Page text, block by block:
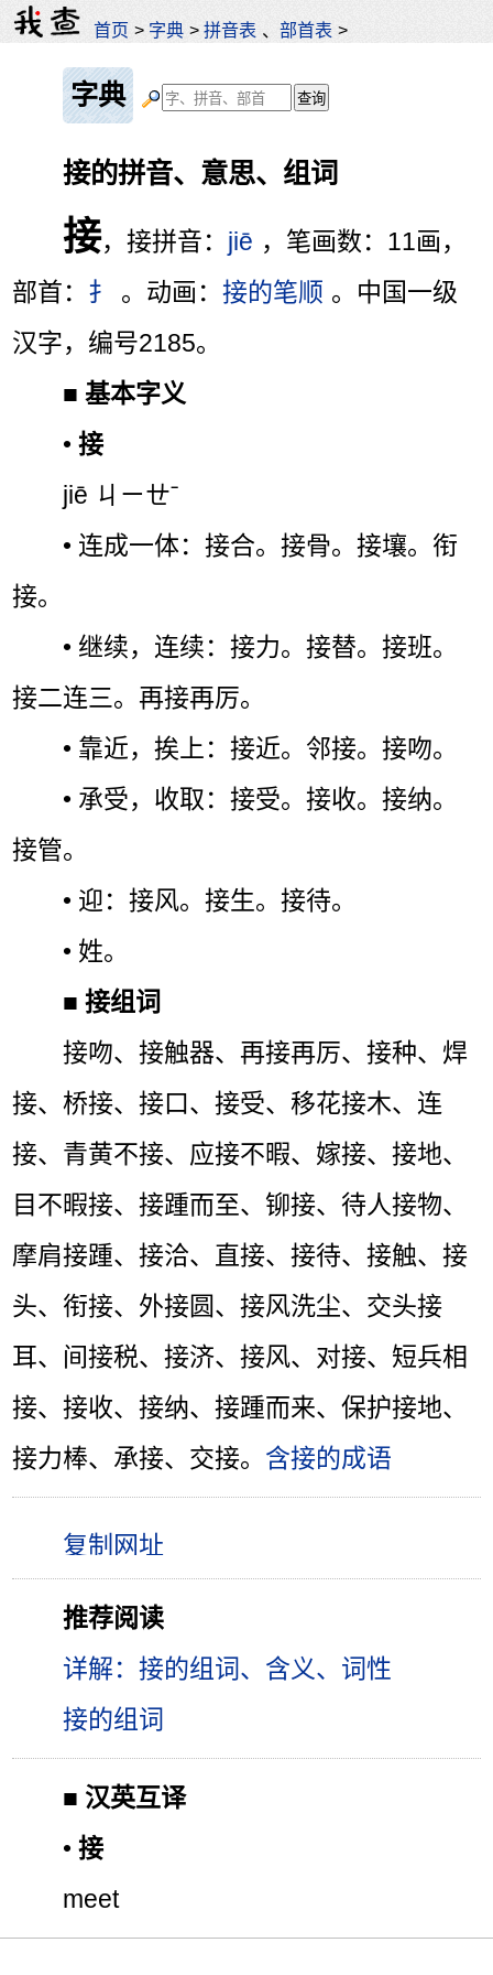
首页 > 字典 >拼音表 、部首表 >
字典
接的拼音、意思、组词
接，接拼音： jiē ，笔画数：11画，
部首： 扌 。动画：接的笔顺 。中国一级
汉字，编号2185。
■基本字义
•接
jiē ㄐㄧㄝˉ
• 连成一体：接合。接骨。接壤。衔
接。
• 继续，连续：接力。接替。接班。
接二连三。再接再厉。
• 靠近，挨上：接近。邻接。接吻。
• 承受，收取：接受。接收。接纳。
接管。
• 迎：接风。接生。接待。
• 姓。
■接组词
接吻、接触器、再接再厉、接种、焊
接、桥接、接口、接受、移花接木、连
接、青黄不接、应接不暇、嫁接、接地、
目不暇接、接踵而至、铆接、待人接物、
摩肩接踵、接洽、直接、接待、接触、接
头、衔接、外接圆、接风洗尘、交头接
耳、间接税、接济、接风、对接、短兵相
接、接收、接纳、接踵而来、保护接地、
接力棒、承接、交接。 含接的成语
推荐阅读
详解：接的组词、含义、词性
接的组词
■ 汉英互译
•接
meet